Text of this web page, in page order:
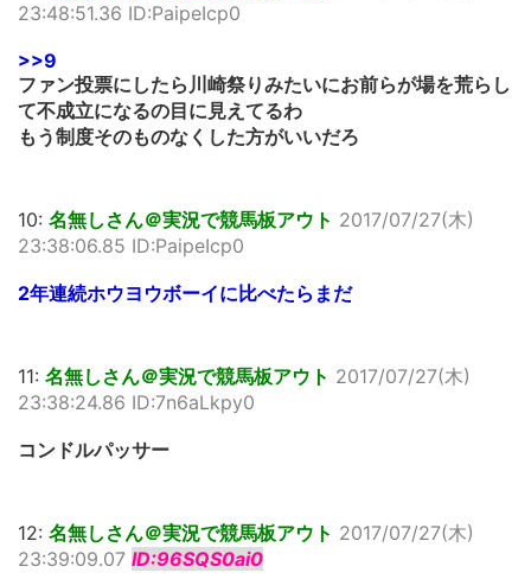
23:48:51.36 ID:PaipeIcp0
>>9
ファン投票にしたら川崎祭りみたいにお前らが場を荒らし
て不成立になるの目に見えてるわ
もう制度そのものなくした方がいいだろ
10: 名無しさん＠実況で競馬板アウト 2017/07/27(木)
23:38:06.85 ID:PaipeIcp0
2年連続ホウヨウボーイに比べたらまだ
11: 名無しさん＠実況で競馬板アウト 2017/07/27(木)
23:38:24.86 ID:7n6aLkpy0
コンドルパッサー
12: 名無しさん＠実況で競馬板アウト 2017/07/27(木)
23:39:09.07 ID:96SQS0ai0